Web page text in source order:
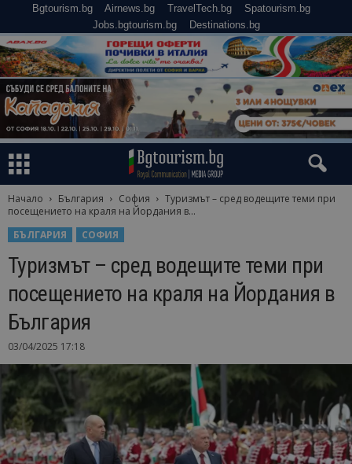
Bgtourism.bg Airnews.bg TravelTech.bg
Spatourism.bg
Jobs.bgtourism.bg
Destinations.bg
Начало България София
Туризмът – сред водещите теми при
посещението на краля на Йордания в...
БЪЛГАРИЯ
СОФИЯ
Туризмът – сред водещите теми при
посещението на краля на Йордания в
България
03/04/2025 17:18